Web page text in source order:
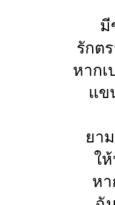
มี
รักต
หาก
แข
ยา
ใ
หา